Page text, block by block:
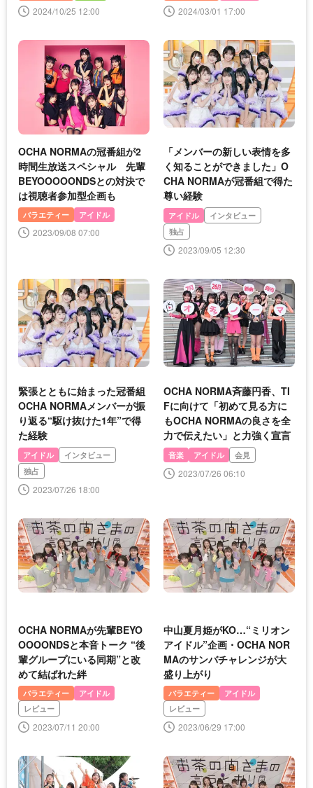
2024/10/25 12:00 2024/03/01 17:00
OCHA NORMAの冠番組が2
時間生放送スペシャル 先輩
BEYOOOOONDSとの対決で
は視聴者参加型企画も
バラエティー アイドル
2023/09/08 07:00
「メンバーの新しい表情を多
く知ることができました」O
CHA NORMAが冠番組で得た
尊い経験
アイドル
インタビュー
独占
2023/09/05 12:30
緊張とともに始まった冠番組
OCHA NORMAメンバーが振
り返る“駆け抜けた1年”で得
た経験
アイドル
インタビュー
独占
2023/07/26 18:00
OCHA NORMA斉藤円香、TI
Fに向けて「初めて見る方に
もOCHA NORMAの良さを全
力で伝えたい」と力強く宣言
音楽 アイドル 会見
2023/07/26 06:10
OCHA NORMAが先輩BEYO
OOOONDSと本音トーク “後
輩グループにいる同期”と改
めて結ばれた絆
バラエティー
アイドル
レビュー
2023/07/11 20:00
中山夏月姫がKO…“ミリオン
アイドル”企画・OCHA NOR
MAのサンバチャレンジが大
盛り上がり
バラエティー
アイドル
レビュー
2023/06/29 17:00